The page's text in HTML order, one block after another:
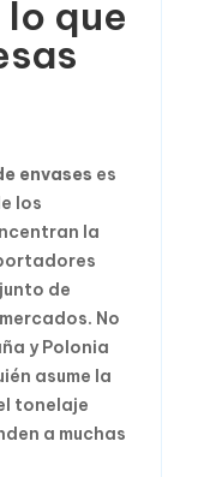
que
envases es
los
la
de
No
y Polonia
asume la
tonelaje
a muchas